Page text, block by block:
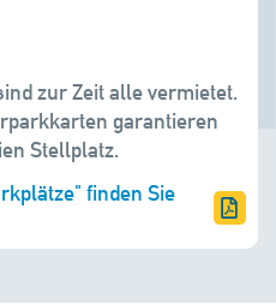
zur Zeit alle vermietet.
garantieren
Stellplatz.
finden Sie